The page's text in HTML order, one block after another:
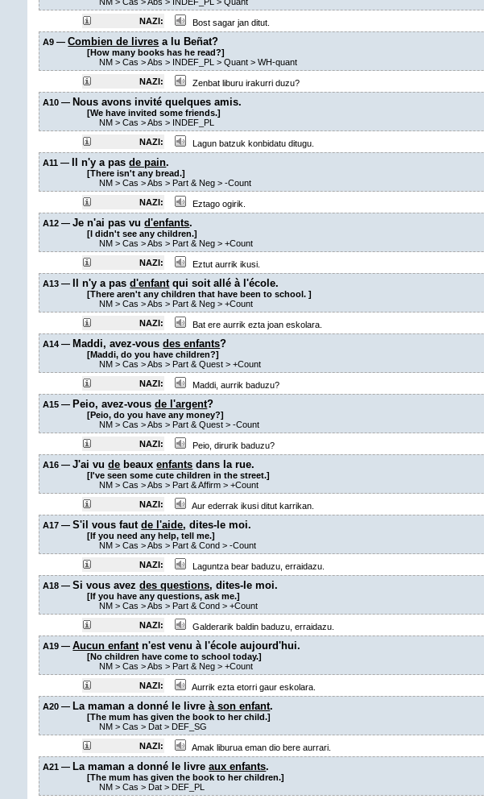
NAZI:
Bost sagar jan ditut.
A9 —Combien de livres a lu Beñat?
[How many books has he read?]
NM >Cas >Abs > INDEF_PL >Quant > WH-quant
NAZI:
Zenbat liburu irakurri duzu?
A10 — Nous avons invité quelques amis.
[We have invited some friends.]
NM >Cas >Abs > INDEF_PL
NAZI:
Lagun batzuk konbidatu ditugu.
A11 —
Il n'y a pasde pain.
[There isn't any bread.]
NM >Cas >Abs > Part & Neg >-Count
NAZI:
Eztago ogirik.
A12 —Je n'ai pas vud'enfants.
[I didn't see any children.]
NM >Cas >Abs > Part & Neg >+Count
NAZI:
Eztut aurrik ikusi.
A13 —
Il n'y a pasd'enfantqui soit allé à l'école.
[There aren't any children that have been to school. ]
NM >Cas >Abs > Part & Neg >+Count
NAZI:
Bat ere aurrik ezta joan eskolara.
A14 — Maddi, avez-vousdes enfants?
[Maddi, do you have children?]
NM >Cas >Abs > Part & Quest >+Count
NAZI:
Maddi, aurrik baduzu?
A15 — Peio, avez-vousde l'argent?
[Peio, do you have any money?]
NM >Cas >Abs > Part & Quest >-Count
NAZI:
Peio, dirurik baduzu?
A16 —J'ai vude beauxenfants dans la rue.
[I've seen some cute children in the street.]
NM >Cas >Abs > Part & Affirm >+Count
NAZI:
Aur ederrak ikusi ditut karrikan.
A17 —S'il vous fautde l'aide, dites-le moi.
[If you need any help, tell me.]
NM >Cas >Abs > Part & Cond >-Count
NAZI:
Laguntza bear baduzu, erraidazu.
A18 —Si vous avezdes questions, dites-le moi.
[If you have any questions, ask me.]
NM >Cas >Abs > Part & Cond >+Count
NAZI:
Galderarik baldin baduzu, erraidazu.
A19 —Aucun enfantn'est venu à l'école aujourd'hui.
[No children have come to school today.]
NM >Cas >Abs > Part & Neg >+Count
NAZI:
Aurrik ezta etorri gaur eskolara.
A20 — La maman a donné le livreà son enfant.
[The mum has given the book to her child.]
NM >Cas > Dat > DEF_SG
NAZI:
Amak liburua eman dio bere aurrari.
A21 — La maman a donné le livreaux enfants.
[The mum has given the book to her children.]
NM >Cas > Dat > DEF_PL